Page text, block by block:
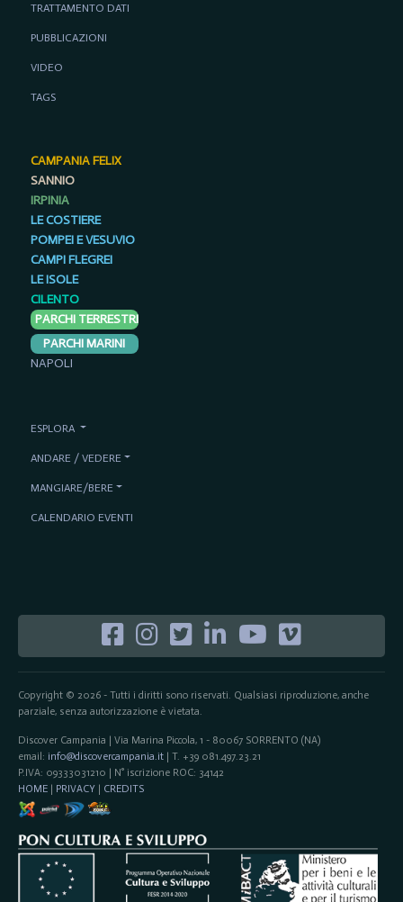
Copyright © 2026 - Tutti i diritti sono riservati. Qualsiasi riproduzione, anche
parziale, senza autorizzazione è vietata.
Discover Campania | Via Marina Piccola, 1 - 80067 SORRENTO (NA)
email: info@discovercampania.it| T. +39 081.497.23.21
P.IVA: 09333031210 | N° iscrizione ROC: 34142
HOME| PRIVACY | CREDITS
TRATTAMENTO DATI
PUBBLICAZIONI
VIDEO
TAGS
CAMPANIA FELIX
SANNIO
IRPINIA
LE COSTIERE
POMPEI E VESUVIO
CAMPI FLEGREI
LE ISOLE
CILENTO
PARCHI TERRESTRI
PARCHI MARINI
NAPOLI
ESPLORA
ANDARE / VEDERE
MANGIARE/BERE
CALENDARIO EVENTI